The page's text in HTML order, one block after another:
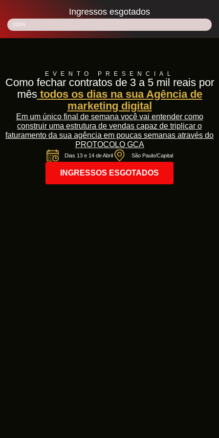
Ingressos esgotados
100%
EVENTO PRESENCIAL
Como fechar contratos de 3 a 5 mil reais por
mêstodos os dias na sua Agência de
marketing digital
Em um único final de semana você vai entender como
construir uma estrutura de vendas capaz de triplicar o
faturamento da sua agência em poucas semanas através do
PROTOCOLO GCA
Dias 13 e 14 de Abril São Paulo/Capital
INGRESSOS ESGOTADOS